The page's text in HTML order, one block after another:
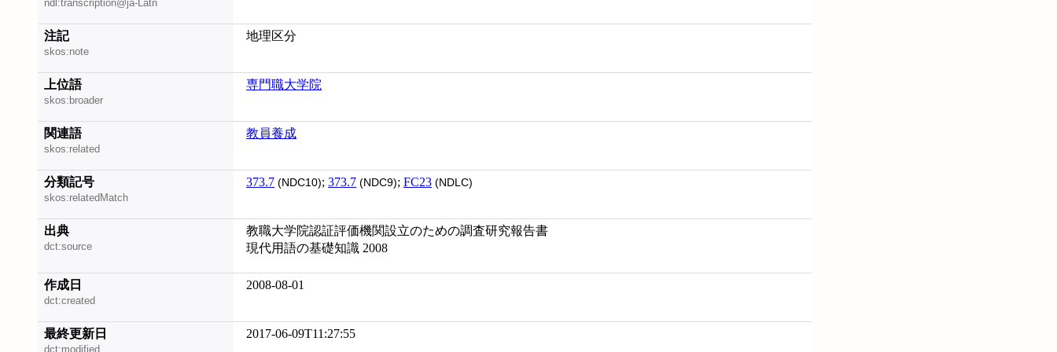
ndl:transcription@ja-Latn
注記
skos:note
地理区分
上位語
skos:broader
専門職大学院
関連語
skos:related
教員養成
分類記号
skos:relatedMatch
373.7 (NDC10); 373.7 (NDC9); FC23 (NDLC)
出典
dct:source
教職大学院認証評価機関設立のための調査研究報告書
現代用語の基礎知識 2008
作成日
dct:created
2008-08-01
最終更新日
dct:modified
2017-06-09T11:27:55